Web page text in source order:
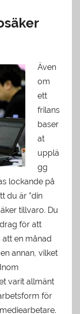
Även
om
ett
frilans
baser
at
upplä
gg
lockande på
du är ”din
tillvaro. Du
för att
att en månad
annan, vilket
varit allmänt
för